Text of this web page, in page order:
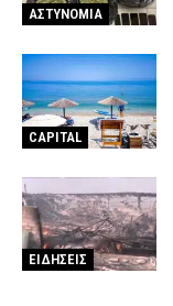
ΑΣΤΥΝΟΜΙΑ
CAPITAL
ΕΙΔΗΣΕΙΣ